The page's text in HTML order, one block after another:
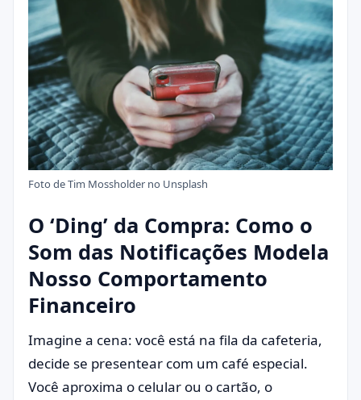
Foto deTim Mossholder no Unsplash
O ‘Ding’ da Compra: Como o
Som das Notificações Modela
Nosso Comportamento
Financeiro
Imagine a cena: você está na fila da cafeteria,
decide se presentear com um café especial.
Você aproxima o celular ou o cartão, o